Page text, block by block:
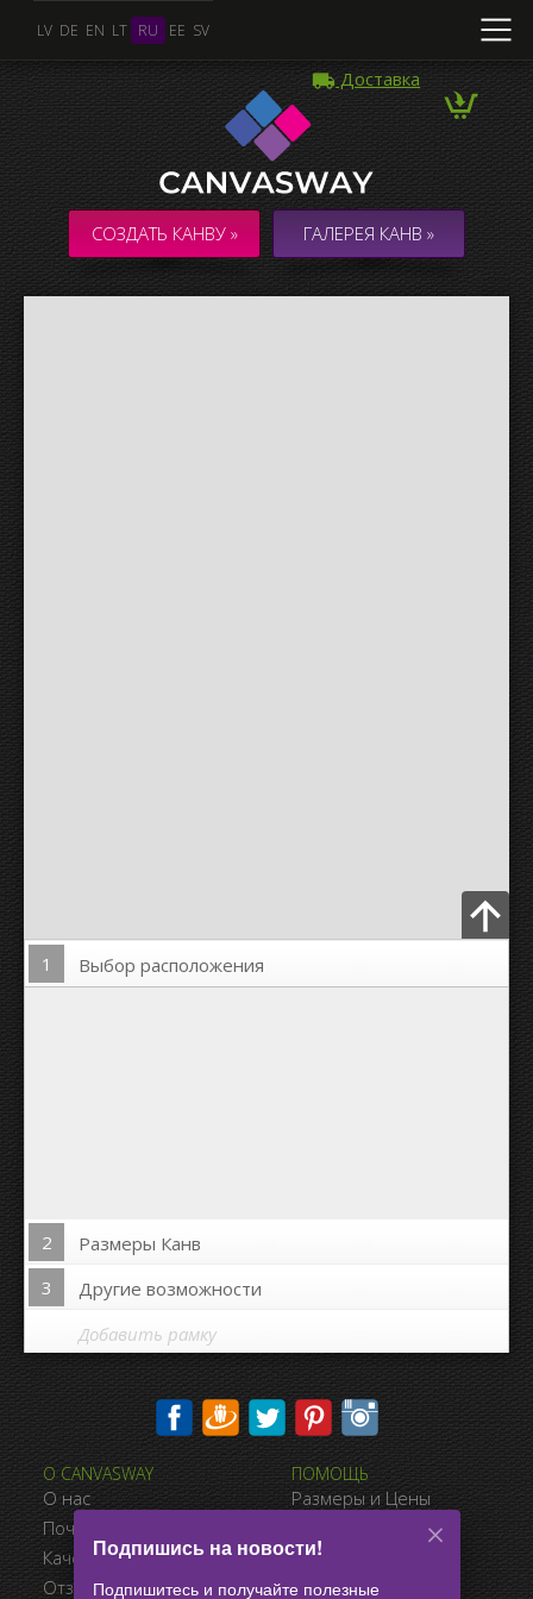
LV DE EN LT RU EE SV
Доставка
СОЗДАТЬ КАНВУ » ГАЛЕРЕЯ КАНВ »
Загрузить Фото
1 Выбор расположения
2
Размеры Канв
3
Другие возможности
Печать на сторонах канвы:
Нет
Расстояние между фото:
Расстояние до краёв:
Добавить рамку
Несколько Фото
КОЛЛАЖ / КОМПОЗИЦИЯ из нескольких Фото
О CANVASWAY
О нас
Почему CanvasWay.com
Качество Продукта
Отзывы Клиентов
ПОМОЩЬ
Размеры и Цены
Доставка
Условия Продажи
Подпишись на новости!
Подпишитесь и получайте полезные